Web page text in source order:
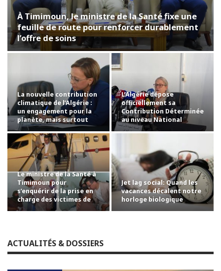
À Timimoun, le ministre de la Santé fixe une
feuille de route pour renforcer durablement
l’offre de soins
La nouvelle contribution
climatique de l’Algérie :
un engagement pour la
planète, mais surtout
pour…
L’Algérie dépose
officiellement sa
Contribution Déterminée
au niveau National
révisée auprès des…
Le ministre de la Santé à
Timimoun pour
s’enquérir de la prise en
charge des victimes de
l’accident…
Jet lag social: Quand les
vacances décalent notre
horloge biologique
ACTUALITÉS & DOSSIERS